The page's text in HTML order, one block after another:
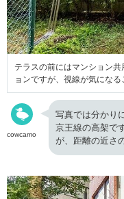
テラスの前にはマンション
ョンですが、視線が気になる
cowcamo
写真では分かり
京王線の高架で
が、距離の近さ